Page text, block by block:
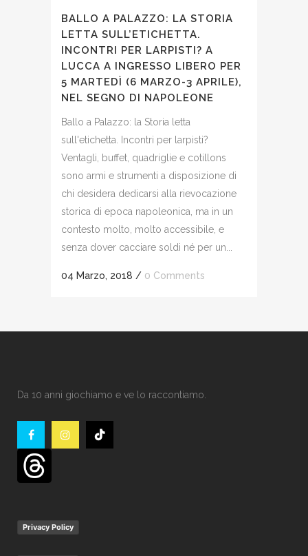
BALLO A PALAZZO: LA STORIA
LETTA SULL’ETICHETTA.
INCONTRI PER LARPISTI? A
LUCCA A INGRESSO LIBERO PER
5 MARTEDÌ (6 MARZO-3 APRILE),
NEL SEGNO DI NAPOLEONE
Ballo a Palazzo: la Storia letta
sull'etichetta. Incontri per larpisti?
Ventagli, buffet, quadriglie e cotillons
sono armi e strumenti a disposizione di
chi desidera dedicarsi alla rievocazione
storica di epoca napoleonica, ma in un
contesto molto, molto accessibile, e
senza dover cacciare soldi né per un...
04 Marzo, 2018 / 0 Comments
Da 10 anni giochiamo e ve lo raccontiamo.
Privacy Policy